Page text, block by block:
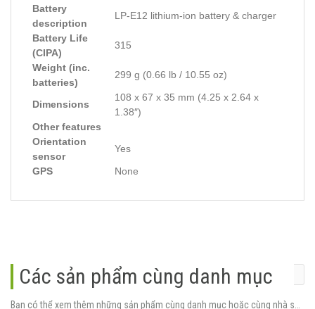
Battery
description
LP-E12 lithium-ion battery & charger
Battery Life
(CIPA)
315
Weight (inc.
batteries)
299 g (0.66 lb / 10.55 oz)
Dimensions
108 x 67 x 35 mm (4.25 x 2.64 x
1.38″)
Other features
Orientation
sensor
Yes
GPS
None
Các sản phẩm cùng danh mục